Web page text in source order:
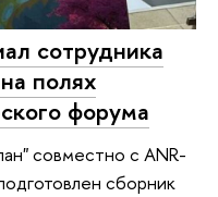
сотрудника
полях
форума
совместно с ANR-
сборник